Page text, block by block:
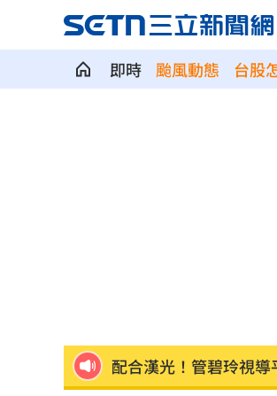
即時 颱風動態 台股
配合漢光！管碧玲視